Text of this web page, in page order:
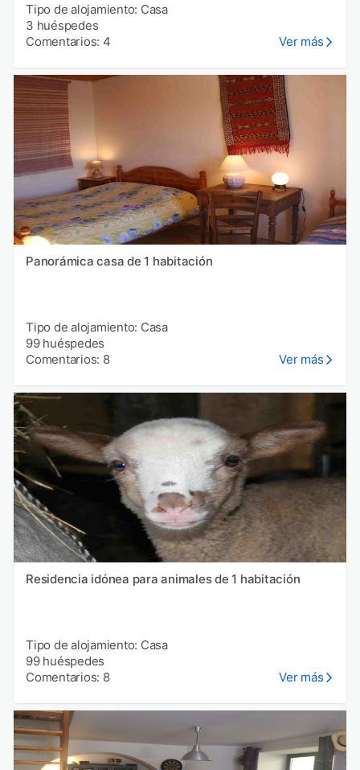
Tipo de alojamiento: Casa
3 huéspedes
Comentarios: 4
Ver más
Panorámica casa de 1 habitación
Tipo de alojamiento: Casa
99 huéspedes
Comentarios: 8
Ver más
Residencia idónea para animales de 1 habitación
Tipo de alojamiento: Casa
99 huéspedes
Comentarios: 8
Ver más